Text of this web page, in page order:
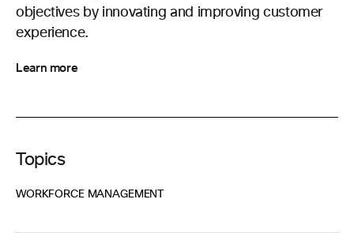
objectives by innovating and improving customer
experience.
Learn more
Topics
WORKFORCE MANAGEMENT